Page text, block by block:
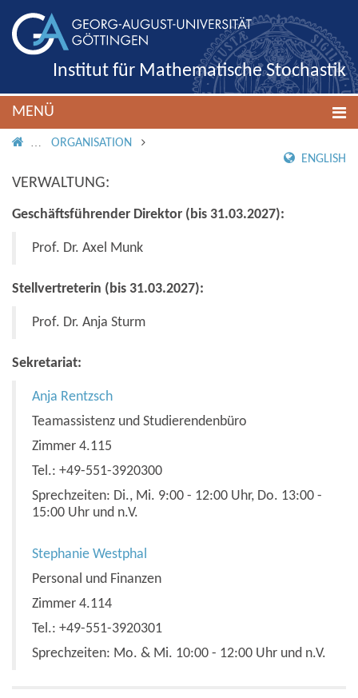
Institut für Mathematische Stochastik
MENÜ
IMS ROOT
ORGANISATION
ENGLISH
VERWALTUNG:
Geschäftsführender Direktor (bis 31.03.2027):
Prof. Dr. Axel Munk
Stellvertreterin (bis 31.03.2027):
Prof. Dr. Anja Sturm
Sekretariat:
Anja Rentzsch
Teamassistenz und Studierendenbüro
Zimmer 4.115
Tel.: +49-551-3920300
Sprechzeiten: Di., Mi. 9:00 - 12:00 Uhr, Do. 13:00 -
15:00 Uhr und n.V.
Stephanie Westphal
Personal und Finanzen
Zimmer 4.114
Tel.: +49-551-3920301
Sprechzeiten: Mo. & Mi. 10:00 - 12:00 Uhr und n.V.